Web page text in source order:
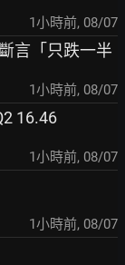
1小時前, 08/07
言「只跌一半
1小時前, 08/07
16.46
1小時前, 08/07
1小時前, 08/07